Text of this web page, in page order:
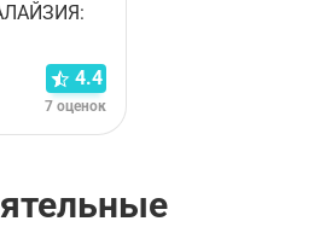
4.4
7 оценок